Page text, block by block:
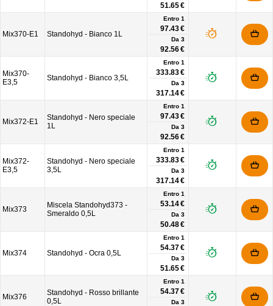
51.65 €
Mix370-E1 Standohyd - Bianco 1L
Entro 1
97.43 €
Da 3
92.56 €
Mix370-
E3,5
Standohyd - Bianco 3,5L
Entro 1
333.83 €
Da 3
317.14 €
Mix372-E1
Standohyd - Nero speciale
1L
Entro 1
97.43 €
Da 3
92.56 €
Mix372-
E3,5
Standohyd - Nero speciale
3,5L
Entro 1
333.83 €
Da 3
317.14 €
Mix373
Miscela Standohyd373 -
Smeraldo 0,5L
Entro 1
53.14 €
Da 3
50.48 €
Mix374 Standohyd - Ocra 0,5L
Entro 1
54.37 €
Da 3
51.65 €
Mix376
Standohyd - Rosso brillante
0,5L
Entro 1
54.37 €
Da 3